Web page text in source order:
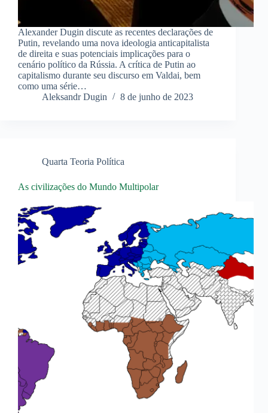
Alexander Dugin discute as recentes declarações de
Putin, revelando uma nova ideologia anticapitalista
de direita e suas potenciais implicações para o
cenário político da Rússia. A crítica de Putin ao
capitalismo durante seu discurso em Valdai, bem
como uma série…
Aleksandr Dugin
8 de junho de 2023
Quarta Teoria Política
As civilizações do Mundo Multipolar